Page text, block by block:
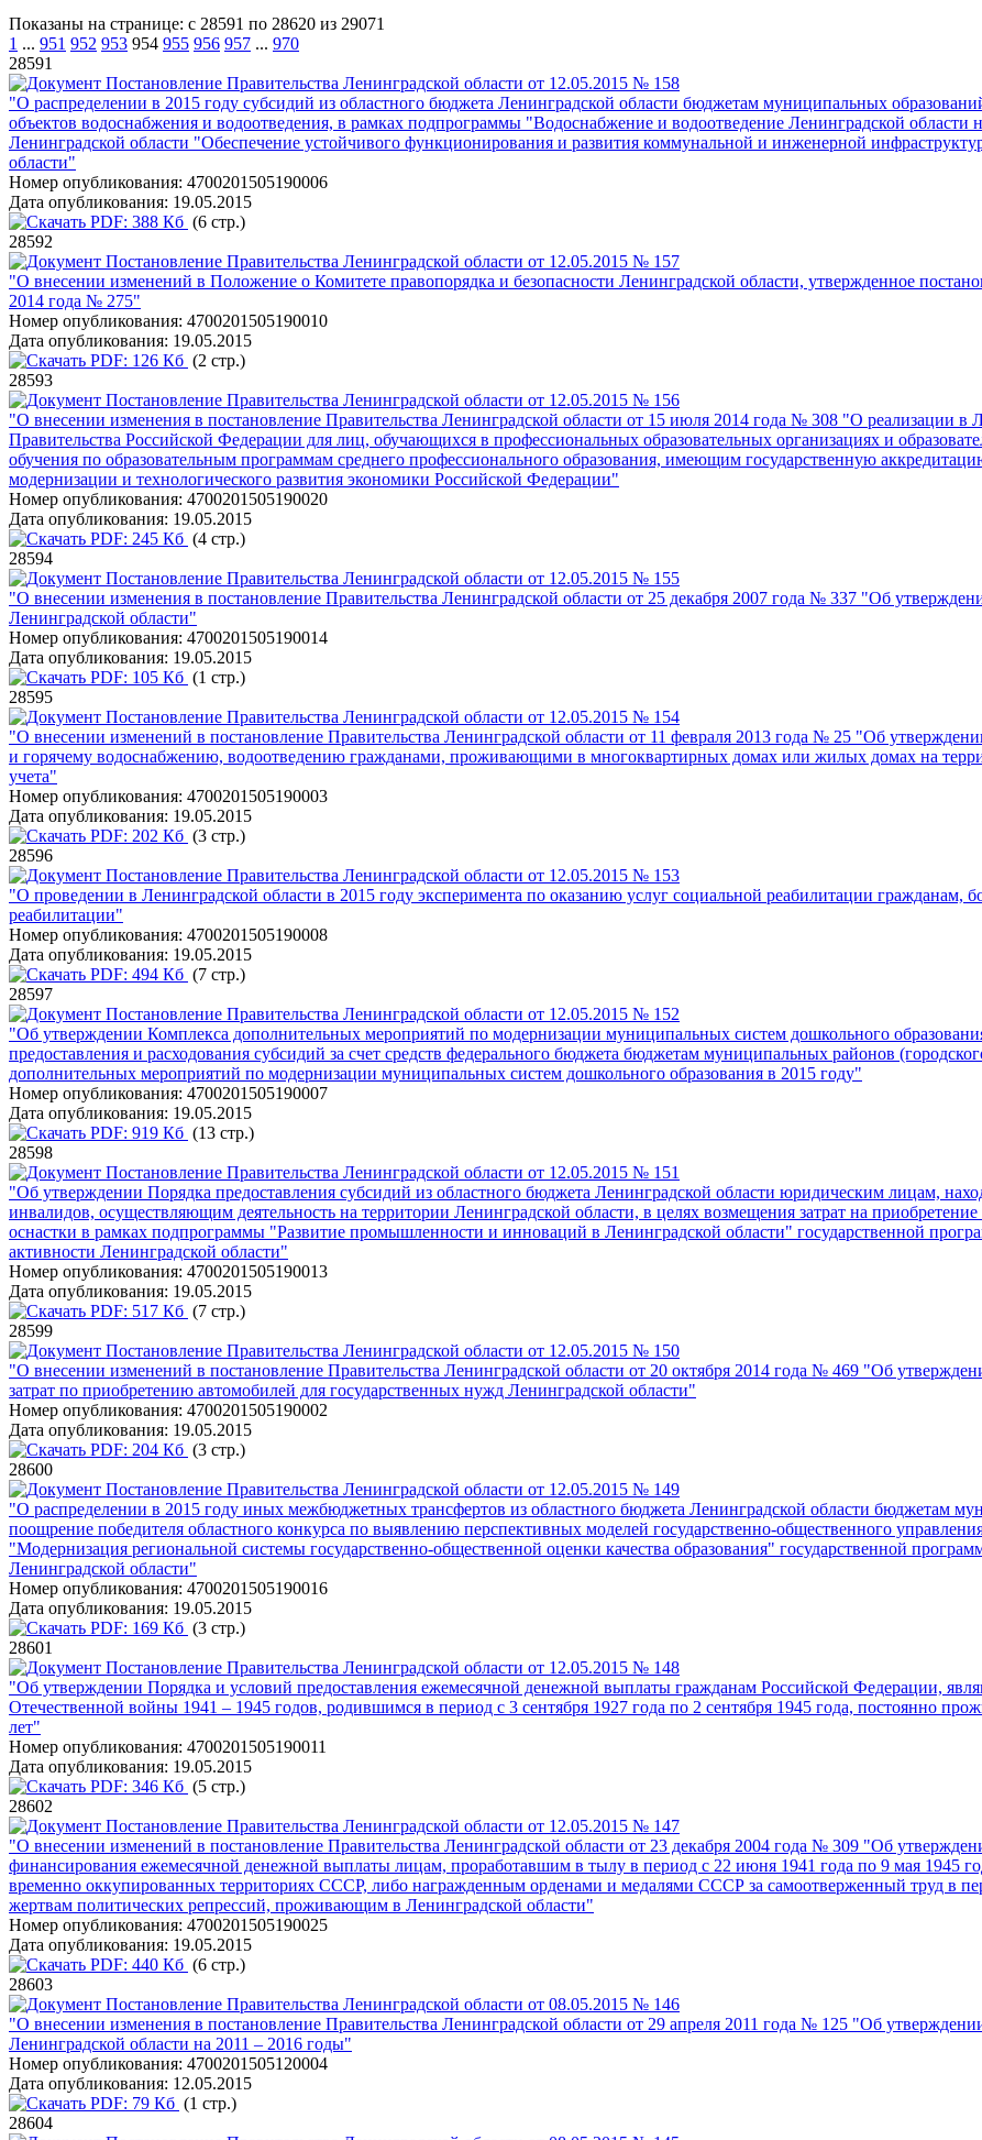
Показаны на странице: с 28591 по 28620 из 29071
1 ... 951 952 953 954 955 956 957 ... 970
28591
Постановление Правительства Ленинградской области от 12.05.2015 № 158
"О распределении в 2015 году субсидий из областного бюджета Ленинградской области бюджетам муниципальных
объектов водоснабжения и водоотведения, в рамках подпрограммы "Водоснабжение и водоотведение Ленинградской области
Ленинградской области "Обеспечение устойчивого функционирования и развития коммунальной и инженерной
области"
Номер опубликования: 4700201505190006
Дата опубликования: 19.05.2015
PDF: 388 Кб (6 стр.)
28592
Постановление Правительства Ленинградской области от 12.05.2015 № 157
"О внесении изменений в Положение о Комитете правопорядка и безопасности Ленинградской области, утвержденное
2014 года № 275"
Номер опубликования: 4700201505190010
Дата опубликования: 19.05.2015
PDF: 126 Кб (2 стр.)
28593
Постановление Правительства Ленинградской области от 12.05.2015 № 156
"О внесении изменения в постановление Правительства Ленинградской области от 15 июля 2014 года № 308 "О реализации в
Правительства Российской Федерации для лиц, обучающихся в профессиональных образовательных организациях и
обучения по образовательным программам среднего профессионального образования, имеющим государственную
модернизации и технологического развития экономики Российской Федерации"
Номер опубликования: 4700201505190020
Дата опубликования: 19.05.2015
PDF: 245 Кб (4 стр.)
28594
Постановление Правительства Ленинградской области от 12.05.2015 № 155
"О внесении изменения в постановление Правительства Ленинградской области от 25 декабря 2007 года № 337 "Об
Ленинградской области"
Номер опубликования: 4700201505190014
Дата опубликования: 19.05.2015
PDF: 105 Кб (1 стр.)
28595
Постановление Правительства Ленинградской области от 12.05.2015 № 154
"О внесении изменений в постановление Правительства Ленинградской области от 11 февраля 2013 года № 25 "Об
и горячему водоснабжению, водоотведению гражданами, проживающими в многоквартирных домах или жилых домах на
учета"
Номер опубликования: 4700201505190003
Дата опубликования: 19.05.2015
PDF: 202 Кб (3 стр.)
28596
Постановление Правительства Ленинградской области от 12.05.2015 № 153
"О проведении в Ленинградской области в 2015 году эксперимента по оказанию услуг социальной реабилитации
реабилитации"
Номер опубликования: 4700201505190008
Дата опубликования: 19.05.2015
PDF: 494 Кб (7 стр.)
28597
Постановление Правительства Ленинградской области от 12.05.2015 № 152
"Об утверждении Комплекса дополнительных мероприятий по модернизации муниципальных систем дошкольного
предоставления и расходования субсидий за счет средств федерального бюджета бюджетам муниципальных районов
дополнительных мероприятий по модернизации муниципальных систем дошкольного образования в 2015 году"
Номер опубликования: 4700201505190007
Дата опубликования: 19.05.2015
PDF: 919 Кб (13 стр.)
28598
Постановление Правительства Ленинградской области от 12.05.2015 № 151
"Об утверждении Порядка предоставления субсидий из областного бюджета Ленинградской области юридическим лицам,
инвалидов, осуществляющим деятельность на территории Ленинградской области, в целях возмещения затрат на
оснастки в рамках подпрограммы "Развитие промышленности и инноваций в Ленинградской области" государственной
активности Ленинградской области"
Номер опубликования: 4700201505190013
Дата опубликования: 19.05.2015
PDF: 517 Кб (7 стр.)
28599
Постановление Правительства Ленинградской области от 12.05.2015 № 150
"О внесении изменений в постановление Правительства Ленинградской области от 20 октября 2014 года № 469 "Об
затрат по приобретению автомобилей для государственных нужд Ленинградской области"
Номер опубликования: 4700201505190002
Дата опубликования: 19.05.2015
PDF: 204 Кб (3 стр.)
28600
Постановление Правительства Ленинградской области от 12.05.2015 № 149
"О распределении в 2015 году иных межбюджетных трансфертов из областного бюджета Ленинградской области бюджетам
поощрение победителя областного конкурса по выявлению перспективных моделей государственно-общественного
"Модернизация региональной системы государственно-общественной оценки качества образования" государственной
Ленинградской области"
Номер опубликования: 4700201505190016
Дата опубликования: 19.05.2015
PDF: 169 Кб (3 стр.)
28601
Постановление Правительства Ленинградской области от 12.05.2015 № 148
"Об утверждении Порядка и условий предоставления ежемесячной денежной выплаты гражданам Российской Федерации,
Отечественной войны 1941 – 1945 годов, родившимся в период с 3 сентября 1927 года по 2 сентября 1945 года, постоянно
лет"
Номер опубликования: 4700201505190011
Дата опубликования: 19.05.2015
PDF: 346 Кб (5 стр.)
28602
Постановление Правительства Ленинградской области от 12.05.2015 № 147
"О внесении изменений в постановление Правительства Ленинградской области от 23 декабря 2004 года № 309 "Об
финансирования ежемесячной денежной выплаты лицам, проработавшим в тылу в период с 22 июня 1941 года по 9 мая 1945
временно оккупированных территориях СССР, либо награжденным орденами и медалями СССР за самоотверженный труд в
жертвам политических репрессий, проживающим в Ленинградской области"
Номер опубликования: 4700201505190025
Дата опубликования: 19.05.2015
PDF: 440 Кб (6 стр.)
28603
Постановление Правительства Ленинградской области от 08.05.2015 № 146
"О внесении изменения в постановление Правительства Ленинградской области от 29 апреля 2011 года № 125 "Об
Ленинградской области на 2011 – 2016 годы"
Номер опубликования: 4700201505120004
Дата опубликования: 12.05.2015
PDF: 79 Кб (1 стр.)
28604